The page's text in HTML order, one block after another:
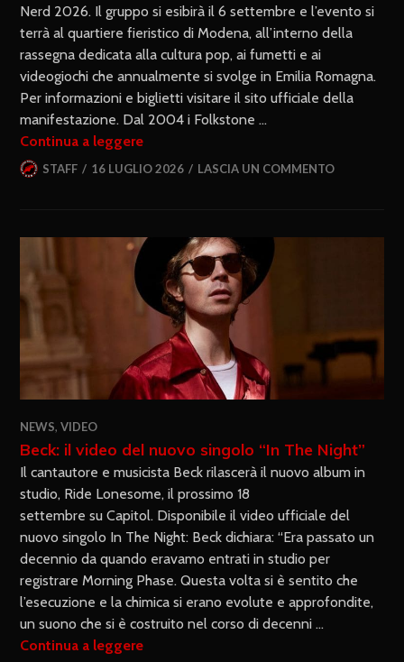
Nerd 2026. Il gruppo si esibirà il 6 settembre e l’evento si
terrà al quartiere fieristico di Modena, all’interno della
rassegna dedicata alla cultura pop, ai fumetti e ai
videogiochi che annualmente si svolge in Emilia Romagna.
Per informazioni e biglietti visitare il sito ufficiale della
manifestazione. Dal 2004 i Folkstone …
Continua a leggere
STAFF 16 LUGLIO 2026 LASCIA UN COMMENTO
NEWS,VIDEO
Beck: il video del nuovo singolo “In The Night”
Il cantautore e musicista Beck rilascerà il nuovo album in
studio, Ride Lonesome, il prossimo 18
settembre su Capitol. Disponibile il video ufficiale del
nuovo singolo In The Night: Beck dichiara: “Era passato un
decennio da quando eravamo entrati in studio per
registrare Morning Phase. Questa volta si è sentito che
l’esecuzione e la chimica si erano evolute e approfondite,
un suono che si è costruito nel corso di decenni …
Continua a leggere